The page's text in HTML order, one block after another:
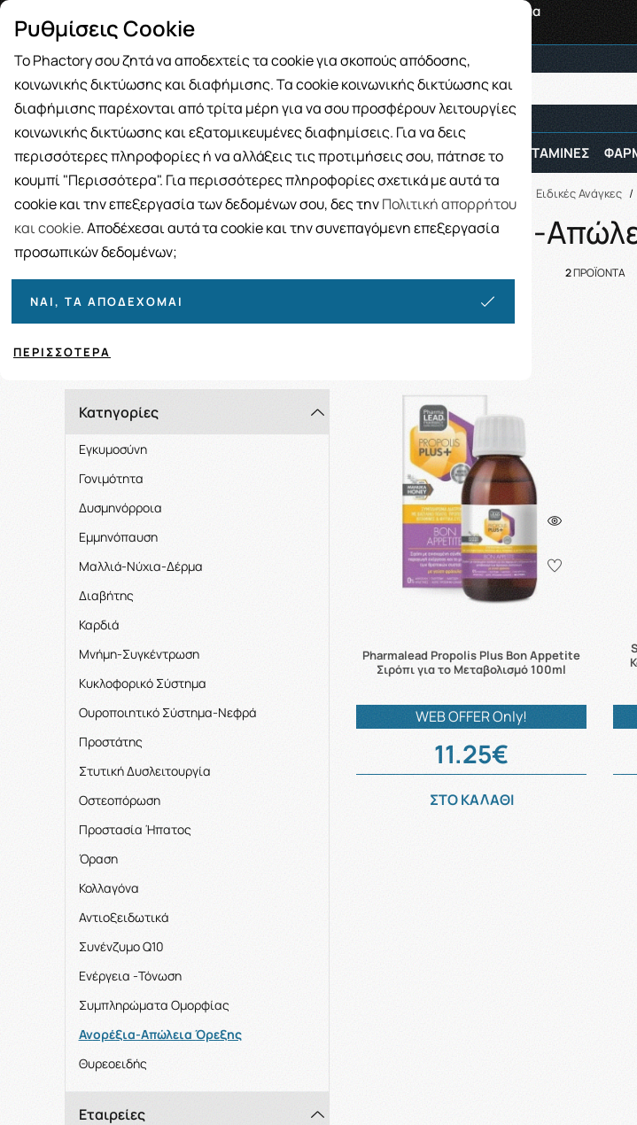
των 49€
Παραλαβή από το Κατάστημα
Αναζήτηση
BRANDS ΓΥΝΑΙΚΑ ΑΝΔΡΑΣ ΜΗΤΕΡΑ ΚΑΙ ΠΑΙΔΙ ΑΘΛΗΤΕΣ ΒΙΤΑΜΙΝΕΣ
Αρχική Ειδικές Ανάγκες /
Ανορέξια-
2ΠΡΟΪΟΝΤΑ
Ταξινόμηση
Κατηγορίες
Εγκυμοσύνη
Γονιμότητα
Δυσμηνόρροια
Εμμηνόπαυση
Μαλλιά-Νύχια-Δέρμα
Διαβήτης
Καρδιά
Μνήμη-Συγκέντρωση
Κυκλοφορικό Σύστημα
Ουροποιητικό Σύστημα-Νεφρά
Προστάτης
Στυτική Δυσλειτουργία
Οστεοπόρωση
Προστασία Ήπατος
Όραση
Κολλαγόνα
Αντιοξειδωτικά
Συνένζυμο Q10
Eνέργεια -Τόνωση
Συμπληρώματα Ομορφίας
Ανορέξια-Απώλεια Όρεξης
Θυρεοειδής
Εταιρείες
Pharmalead Propolis Plus Bon Appetite
Σιρόπι για το Μεταβολισμό 100ml
WEB OFFER Only!
11.25€
ΣΤΟ ΚΑΛΑΘΙ
Ρυθμίσεις Cookie
Το Phactory σου ζητά να αποδεχτείς τα cookie για σκοπούς απόδοσης,
κοινωνικής δικτύωσης και διαφήμισης. Τα cookie κοινωνικής δικτύωσης και
διαφήμισης παρέχονται από τρίτα μέρη για να σου προσφέρουν λειτουργίες
κοινωνικής δικτύωσης και εξατομικευμένες διαφημίσεις. Για να δεις
περισσότερες πληροφορίες ή να αλλάξεις τις προτιμήσεις σου, πάτησε το
κουμπί "Περισσότερα". Για περισσότερες πληροφορίες σχετικά με αυτά τα
cookie και την επεξεργασία των δεδομένων σου, δες τηνΠολιτική απορρήτου
και cookie. Αποδέχεσαι αυτά τα cookie και την συνεπαγόμενη επεξεργασία
προσωπικών δεδομένων;
ΝΑΙ, ΤΑ ΑΠΟΔΈΧΟΜΑΙ
ΠΕΡΙΣΣΌΤΕΡΑ